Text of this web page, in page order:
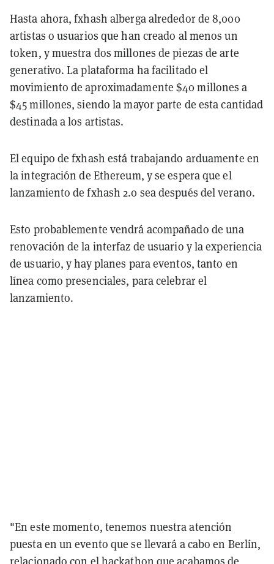
Hasta ahora, fxhash alberga alrededor de 8,000
artistas o usuarios que han creado al menos un
token, y muestra dos millones de piezas de arte
generativo. La plataforma ha facilitado el
movimiento de aproximadamente $40 millones a
$45 millones, siendo la mayor parte de esta cantidad
destinada a los artistas.
El equipo de fxhash está trabajando arduamente en
la integración de Ethereum, y se espera que el
lanzamiento de fxhash 2.0 sea después del verano.
Esto probablemente vendrá acompañado de una
renovación de la interfaz de usuario y la experiencia
de usuario, y hay planes para eventos, tanto en
línea como presenciales, para celebrar el
lanzamiento.
"En este momento, tenemos nuestra atención
puesta en un evento que se llevará a cabo en Berlín,
relacionado con el hackathon que acabamos de